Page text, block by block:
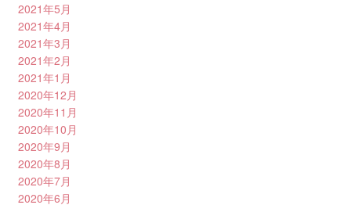
2021年5月
2021年4月
2021年3月
2021年2月
2021年1月
2020年12月
2020年11月
2020年10月
2020年9月
2020年8月
2020年7月
2020年6月